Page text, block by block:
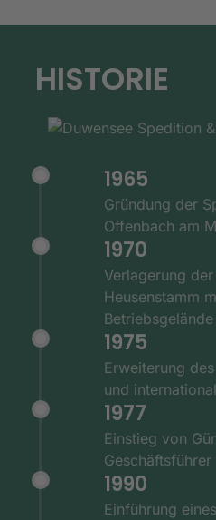
HISTORIE
1965
Gründung der
Offenbach am
1970
Verlagerung
Heusenstamm
Betriebsgelände
1975
Erweiterung
und
1977
Einstieg von
Geschäftsführer
1990
Einführung